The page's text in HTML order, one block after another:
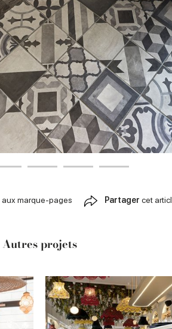
aux marque-pages Partager cet
Autres projets